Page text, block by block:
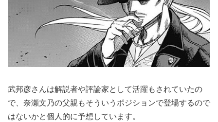
武邦彦さんは解説者や評論家として活躍もされていたの
で、奈瀬文乃の父親もそういうポジションで登場するので
はないかと個人的に予想しています。